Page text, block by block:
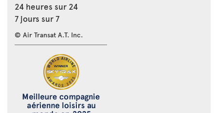
24 heures sur 24
7 jours sur 7
© Air Transat A.T. Inc.